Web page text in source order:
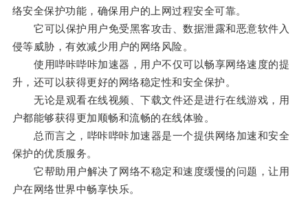
络安全保护功能，确保用户的上网过程安全可靠。
它可以保护用户免受黑客攻击、数据泄露和恶意软件入
侵等威胁，有效减少用户的网络风险。
使用哔咔哔咔加速器，用户不仅可以畅享网络速度的提
升，还可以获得更好的网络稳定性和安全保护。
无论是观看在线视频、下载文件还是进行在线游戏，用
户都能够获得更加顺畅和流畅的在线体验。
总而言之，哔咔哔咔加速器是一个提供网络加速和安全
保护的优质服务。
它帮助用户解决了网络不稳定和速度缓慢的问题，让用
户在网络世界中畅享快乐。